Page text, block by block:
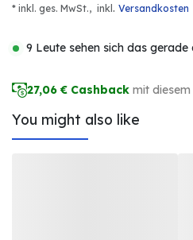
* inkl. ges. MwSt., inkl . Versandkosten
9 Leute sehen sich das gerade
27,06 € Cashback mit diesem
You might also like